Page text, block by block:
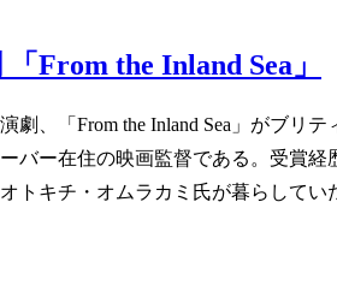
From the Inland Sea」
劇、「From the Inland Sea」がブ
ー在住の映画監督である。受賞
トキチ・オムラカミ氏が暮らしてい